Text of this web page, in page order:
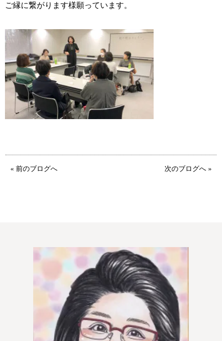
お問い合わせ 会員様の声
ウィッシュの婚活メソッド ご成婚までの流れ
親御様から始める婚活 プラチナ倶楽部
ご縁に繋がります様願っています。
« 前のブログへ 次のブログへ »